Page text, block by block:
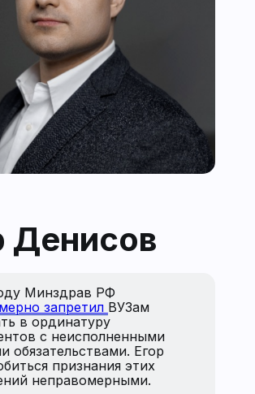
Денисов
Минздрав РФ
запретил ВУЗам
в ординатуру
с неисполненными
обязательствами. Егор
признания этих
неправомерными.